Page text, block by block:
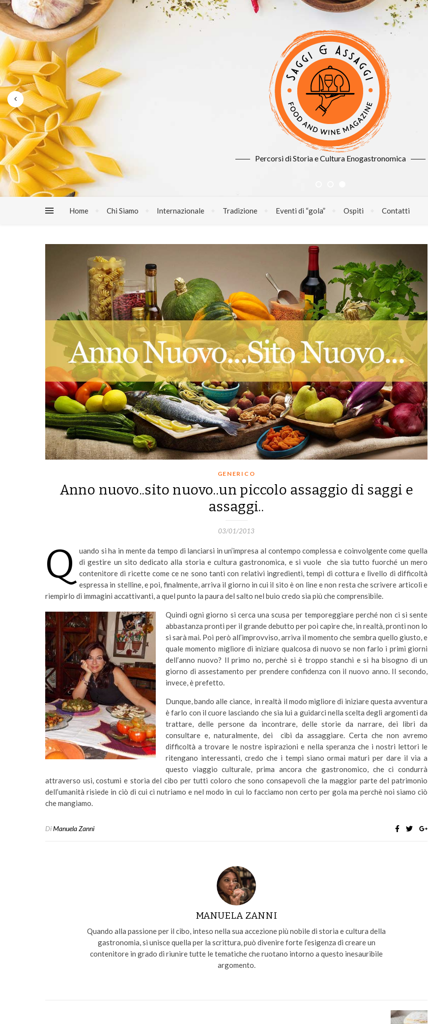
Percorsi di Storia e Cultura Enogastronomica
Home Chi Siamo Internazionale Tradizione Eventi di “gola” Ospiti Contatti
GENERICO
Anno nuovo..sito nuovo..un piccolo assaggio di saggi e
assaggi..
03/01/2013
Q
uando si ha in mente da tempo di lanciarsi in un’impresa al contempo complessa e coinvolgente come quella
di gestire un sito dedicato alla storia e cultura gastronomica, e si vuole che sia tutto fuorché un mero
contenitore di ricette come ce ne sono tanti con relativi ingredienti, tempi di cottura e livello di difficoltà
espressa in stelline, e poi, finalmente, arriva il giorno in cui il sito è on line e non resta che scrivere articoli e
riempirlo di immagini accattivanti, a quel punto la paura del salto nel buio credo sia più che comprensibile.
Quindi ogni giorno si cerca una scusa per temporeggiare perché non ci si sente
abbastanza pronti per il grande debutto per poi capire che, in realtà, pronti non lo
si sarà mai. Poi però all’improvviso, arriva il momento che sembra quello giusto, e
quale momento migliore di iniziare qualcosa di nuovo se non farlo i primi giorni
dell’anno nuovo? Il primo no, perchè si è troppo stanchi e si ha bisogno di un
giorno di assestamento per prendere confidenza con il nuovo anno. Il secondo,
invece, è prefetto.
Dunque, bando alle ciance, in realtà il modo migliore di iniziare questa avventura
è farlo con il cuore lasciando che sia lui a guidarci nella scelta degli argomenti da
trattare, delle persone da incontrare, delle storie da narrare, dei libri da
consultare e, naturalmente, dei cibi da assaggiare. Certa che non avremo
difficoltà a trovare le nostre ispirazioni e nella speranza che i nostri lettori le
ritengano interessanti, credo che i tempi siano ormai maturi per dare il via a
questo viaggio culturale, prima ancora che gastronomico, che ci condurrà
attraverso usi, costumi e storia del cibo per tutti coloro che sono consapevoli che la maggior parte del patrimonio
dell’umanità risiede in ciò di cui ci nutriamo e nel modo in cui lo facciamo non certo per gola ma perchè noi siamo ciò
che mangiamo.
DiManuela Zanni
MANUELA ZANNI
Quando alla passione per il cibo, inteso nella sua accezione più nobile di storia e cultura della
gastronomia, si unisce quella per la scrittura, può divenire forte l’esigenza di creare un
contenitore in grado di riunire tutte le tematiche che ruotano intorno a questo inesauribile
argomento.